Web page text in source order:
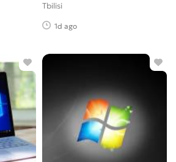
Tbilisi
1d ago